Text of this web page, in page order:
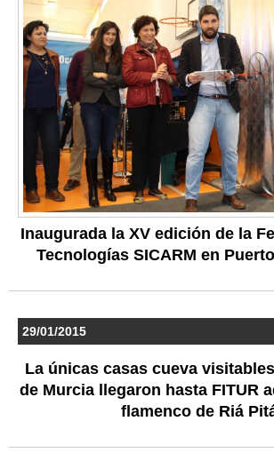
Inaugurada la XV edición de la
Tecnologías SICARM en
29/01/2015
La únicas casas cueva
de Murcia llegaron hasta FITUR
flamenco de Riá